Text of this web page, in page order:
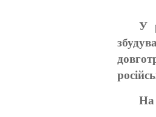
У
На